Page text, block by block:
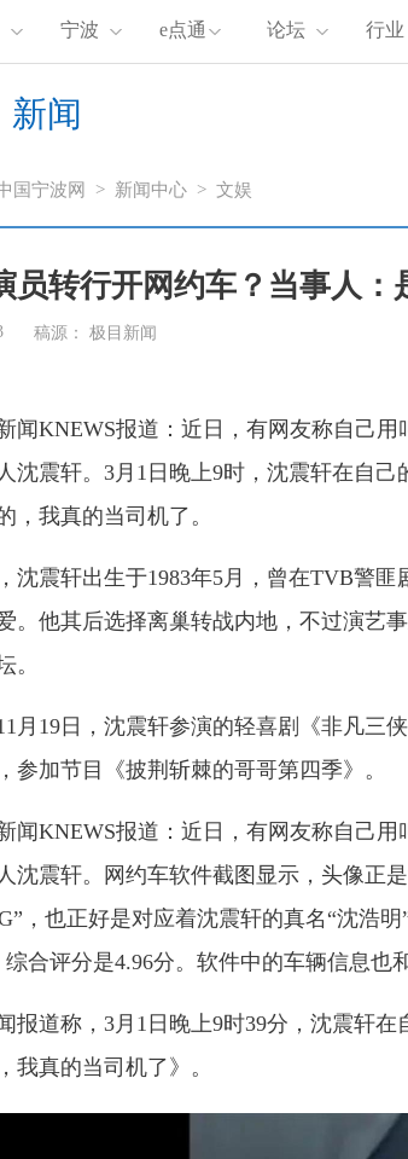
宁波 e点通 论坛 行业
新闻
国宁波网 > 新闻中心 > 文娱
员转行开网约车？当事人：
稿源： 极目新闻
KNEWS报道：近日，有网友称自己用
沈震轩。3月1日晚上9时，沈震轩在自
，我真的当司机了。
震轩出生于1983年5月，曾在TVB警匪
。他其后选择离巢转战内地，不过演艺
。
19日，沈震轩参演的轻喜剧《非凡三
参加节目《披荆斩棘的哥哥第四季》。
KNEWS报道：近日，有网友称自己用
沈震轩。网约车软件截图显示，头像正
，也正好是对应着沈震轩的真名“沈浩
综合评分是4.96分。软件中的车辆信息也
道称，3月1日晚上9时39分，沈震轩在
我真的当司机了》。